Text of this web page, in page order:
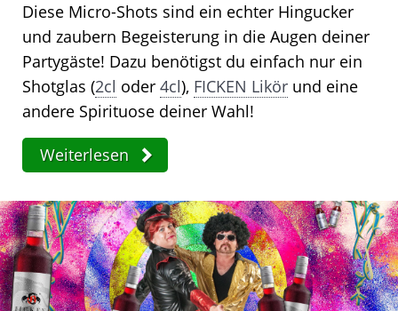
Diese Micro-Shots sind ein echter Hingucker
und zaubern Begeisterung in die Augen deiner
Partygäste! Dazu benötigst du einfach nur ein
Shotglas (2cl oder 4cl), FICKEN Likör und eine
andere Spirituose deiner Wahl!
Weiterlesen